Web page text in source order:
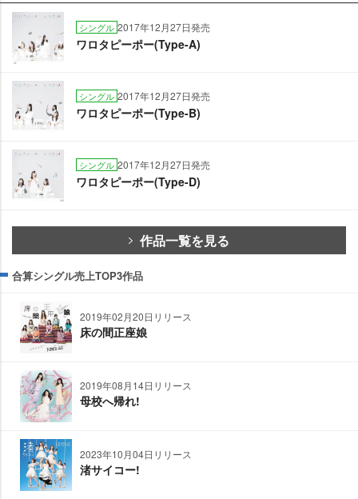
シングル 2017年12月27日発売
ワロタピーポー(Type-A)
シングル 2017年12月27日発売
ワロタピーポー(Type-B)
シングル 2017年12月27日発売
ワロタピーポー(Type-D)
作品一覧を見る
合算シングル売上TOP3作品
2019年02月20日リリース
床の間正座娘
2019年08月14日リリース
母校へ帰れ!
2023年10月04日リリース
渚サイコー!